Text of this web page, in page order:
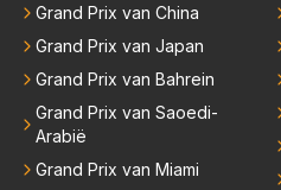
ze wolff gesneden heeft?
Grand Prix van China
Grand Prix van Japan
Grand Prix van Bahrein
Grand Prix van Saoedi-
Arabië
Grand Prix van Miami